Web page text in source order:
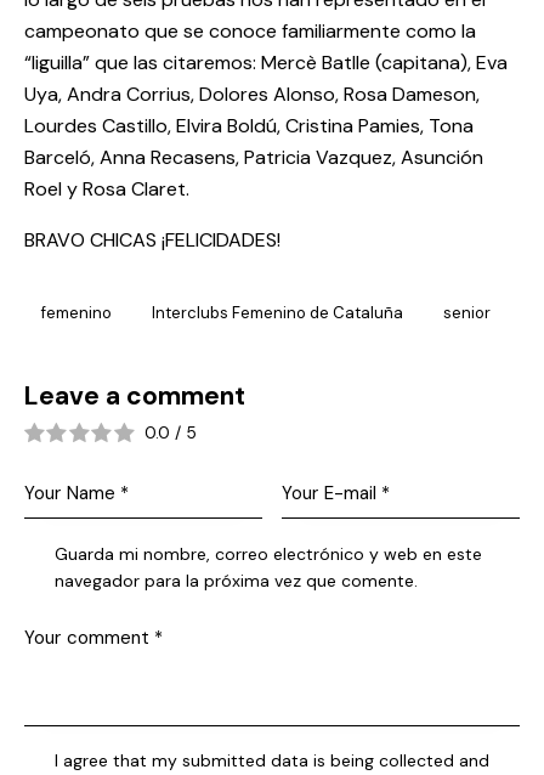
campeonato que se conoce familiarmente como la
“liguilla” que las citaremos: Mercè Batlle (capitana), Eva
Uya, Andra Corrius, Dolores Alonso, Rosa Dameson,
Lourdes Castillo, Elvira Boldú, Cristina Pamies, Tona
Barceló, Anna Recasens, Patricia Vazquez, Asunción
Roel y Rosa Claret.
BRAVO CHICAS ¡FELICIDADES!
femenino Interclubs Femenino de Cataluña senior
Leave a comment
0.0 / 5
Guarda mi nombre, correo electrónico y web en este
navegador para la próxima vez que comente.
I agree that my submitted data is being collected and